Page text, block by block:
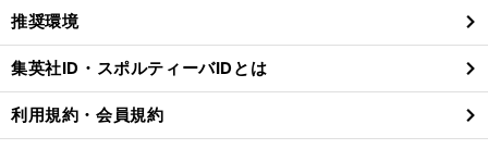
閉
る
推奨環境
集英社ID・スポルティーバIDとは
利用規約・会員規約